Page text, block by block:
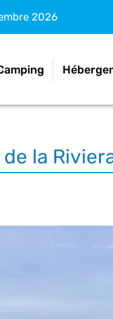
2026
de la